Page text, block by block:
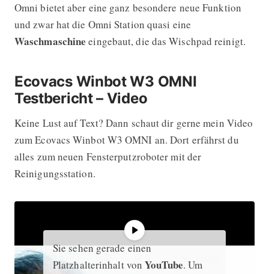
Omni bietet aber eine ganz besondere neue Funktion
und zwar hat die Omni Station quasi eine
Waschmaschine eingebaut, die das Wischpad reinigt.
Ecovacs Winbot W3 OMNI
Testbericht – Video
Keine Lust auf Text? Dann schaut dir gerne mein Video
zum Ecovacs Winbot W3 OMNI an. Dort erfährst du
alles zum neuen Fensterputzroboter mit der
Reinigungsstation.
Sie sehen gerade einen
Platzhalterinhalt vonYouTube. Um